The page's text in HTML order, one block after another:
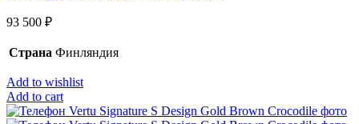
93 500 ₽
Страна Финляндия
Add to wishlist
Add to cart